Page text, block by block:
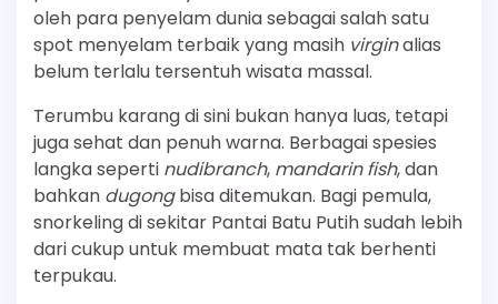
oleh para penyelam dunia sebagai salah satu
spot menyelam terbaik yang masih virginalias
belum terlalu tersentuh wisata massal.
Terumbu karang di sini bukan hanya luas, tetapi
juga sehat dan penuh warna. Berbagai spesies
langka seperti nudibranch, mandarin fish, dan
bahkan dugongbisa ditemukan. Bagi pemula,
snorkeling di sekitar Pantai Batu Putih sudah lebih
dari cukup untuk membuat mata tak berhenti
terpukau.